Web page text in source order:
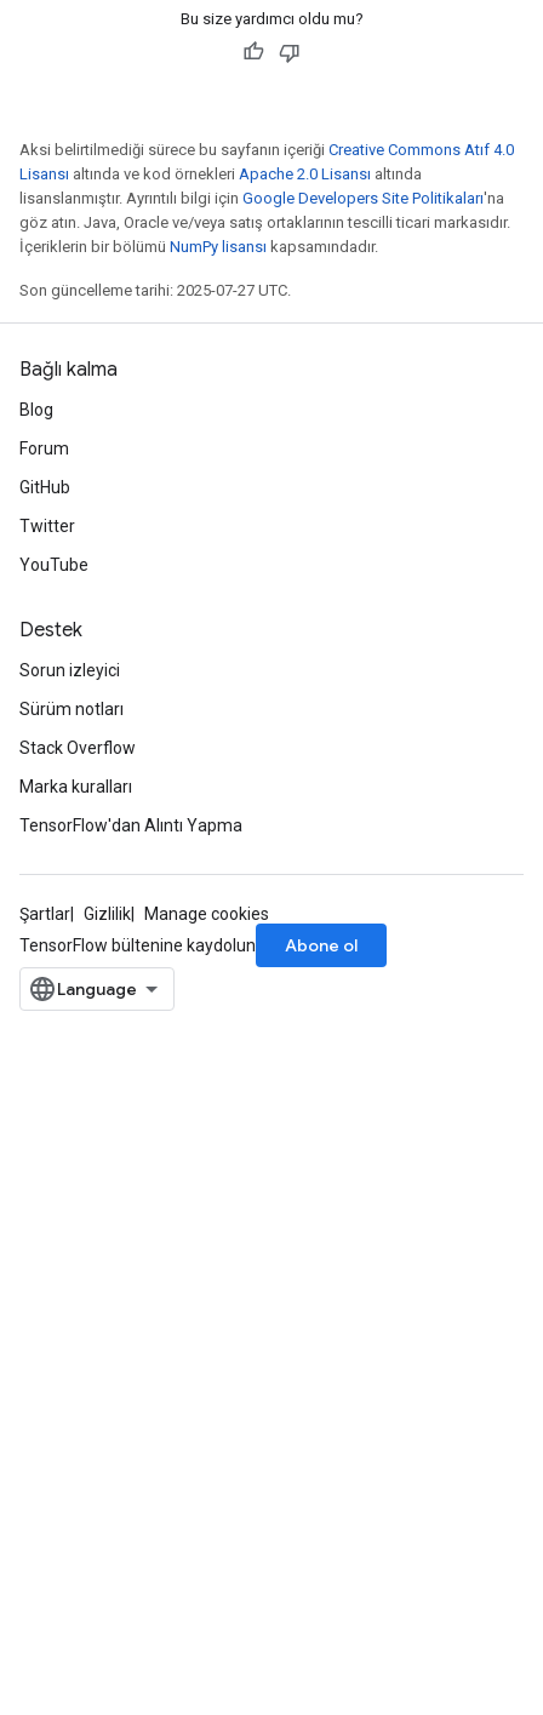
Bu size yardımcı oldu mu?
Aksi belirtilmediği sürece bu sayfanın içeriği Creative Commons Atıf 4.0
Lisansı altında ve kod örnekleri Apache 2.0 Lisansı altında
lisanslanmıştır. Ayrıntılı bilgi için Google Developers Site Politikaları'na
göz atın. Java, Oracle ve/veya satış ortaklarının tescilli ticari markasıdır.
İçeriklerin bir bölümü NumPy lisansı kapsamındadır.
Son güncelleme tarihi: 2025-07-27 UTC.
Bağlı kalma
Blog
Forum
GitHub
Twitter
YouTube
Destek
Sorun izleyici
Sürüm notları
Stack Overflow
Marka kuralları
TensorFlow'dan Alıntı Yapma
Şartlar Gizlilik
Manage cookies
TensorFlow bültenine kaydolun
Abone ol